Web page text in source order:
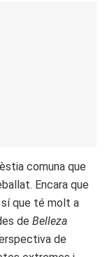
comuna que
Encara que
sí que té molt a
de Belleza
de